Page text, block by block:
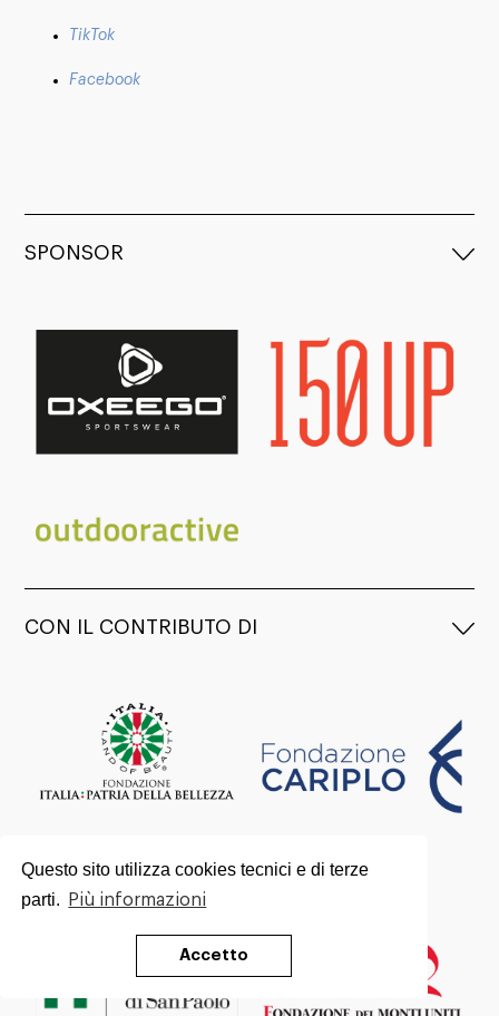
Questo sito utilizza cookies tecnici e di terze
parti.
Più informazioni
Accetto
TikTok
Facebook
SPONSOR
CON IL CONTRIBUTO DI